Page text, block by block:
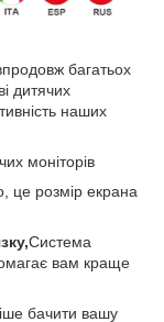
багатьох
дитячих
наших
моніторів
це розмір екрана
Система
вам краще
бачити вашу